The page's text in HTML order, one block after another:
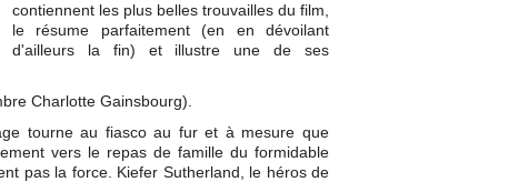
contiennent les plus belles trouvailles du film,
le résume parfaitement (en en dévoilant
d'ailleurs la fin) et illustre une de ses
Charlotte Gainsbourg).
tourne au fiasco au fur et à mesure que
vers le repas de famille du formidable
pas la force. Kiefer Sutherland, le héros de